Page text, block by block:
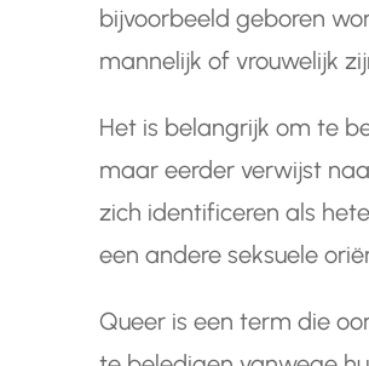
bijvoorbeeld geboren
mannelijk of vrouwelijk
Het is belangrijk om te
maar eerder verwijst
zich identificeren als
een andere seksuele
Queer is een term die